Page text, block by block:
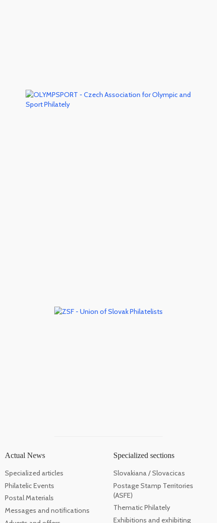
Actual News
Specialized articles
Philatelic Events
Postal Materials
Messages and notifications
Specialized sections
Slovakiana / Slovacicas
Postage Stamp Territories
(ASFE)
Thematic Philately
Exhibitions and exhibiting